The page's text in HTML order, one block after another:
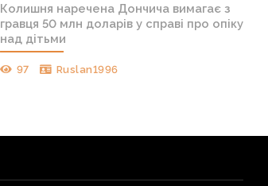
Колишня наречена Дончича вимагає з
гравця 50 млн доларів у справі про опіку
над дітьми
97 Ruslan1996